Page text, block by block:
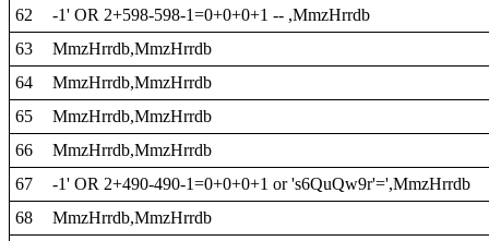
62
-1' OR 2+598-598-1=0+0+0+1 -- ,MmzHrrdb
63
MmzHrrdb,MmzHrrdb
64
MmzHrrdb,MmzHrrdb
65
MmzHrrdb,MmzHrrdb
66
MmzHrrdb,MmzHrrdb
67
-1' OR 2+490-490-1=0+0+0+1 or 's6QuQw9r'=',MmzHrrdb
68
MmzHrrdb,MmzHrrdb